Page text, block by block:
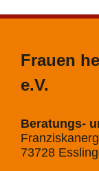
Frauen
e.V.
Beratungs-
73728